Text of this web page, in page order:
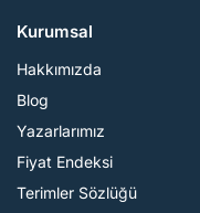
Kurumsal
Hakkımızda
Blog
Yazarlarımız
Fiyat Endeksi
Terimler Sözlüğü